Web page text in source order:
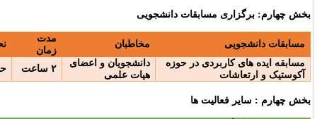
دانشجویی
مخاطبان
زمان
نحوه برگزاری کارگاه
در حوزه
دانشجویان و اعضای
هیات علمی
۲ ساعت حضوری
ها